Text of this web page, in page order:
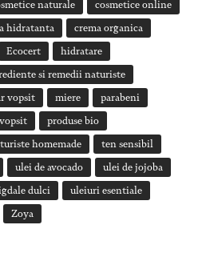
naturale cosmetice online
hidratanta crema organica
Ecocert hidratare
si remedii naturiste
vopsit miere parabeni
produse bio
homemade ten sensibil
ulei de avocado ulei de jojoba
dulci uleiuri esentiale
Zoya